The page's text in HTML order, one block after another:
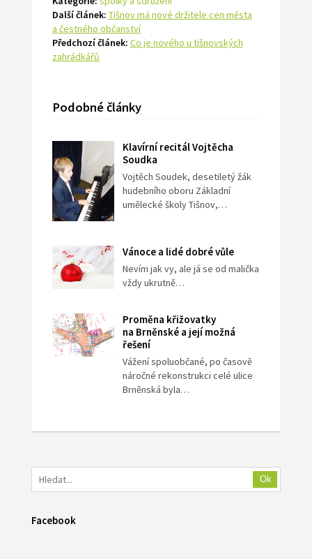
Další článek: Tišnov má nové držitele cen města
a čestného občanství
Předchozí článek: Co je nového u tišnovských
zahrádkářů
Podobné články
Klavírní recitál Vojtěcha
Soudka
Vojtěch Soudek, desetiletý žák
hudebního oboru Základní
umělecké školy Tišnov,…
Vánoce a lidé dobré vůle
Nevím jak vy, ale já se od malička
vždy ukrutně…
Proměna křižovatky
na Brněnské a její možná
řešení
Vážení spoluobčané, po časově
náročné rekonstrukci celé ulice
Brněnská byla…
Ok
Facebook